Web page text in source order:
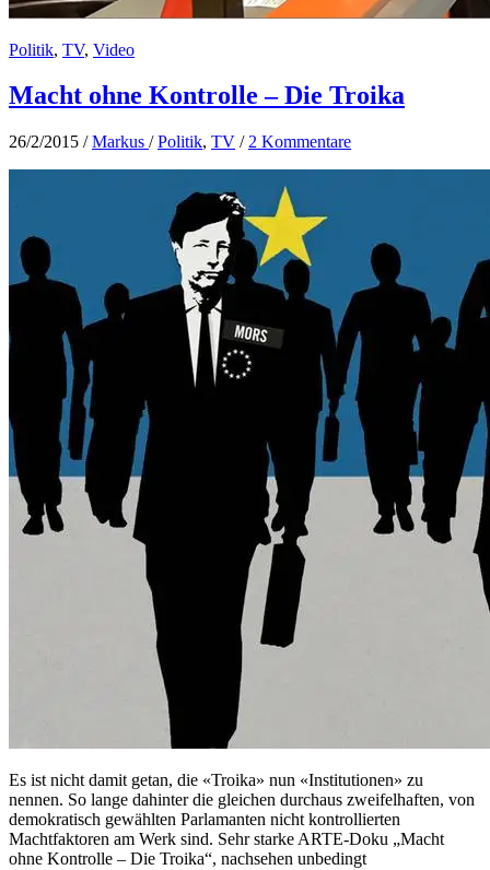
Politik, TV, Video
Macht ohne Kontrolle – Die Troika
26/2/2015 /Markus /Politik, TV / 2 Kommentare
Es ist nicht damit getan, die «Troika» nun «Institutionen» zu
nennen. So lange dahinter die gleichen durchaus zweifelhaften, von
demokratisch gewählten Parlamanten nicht kontrollierten
Machtfaktoren am Werk sind. Sehr starke ARTE-Doku „Macht
ohne Kontrolle – Die Troika“, nachsehen unbedingt